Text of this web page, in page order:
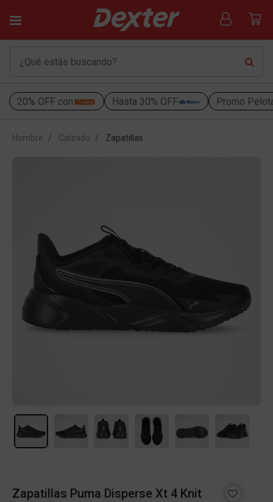
20% OFF con Hasta 30% OFF Promo
Hombre Calzado Zapatillas
Zapatillas Puma Disperse Xt 4 Knit